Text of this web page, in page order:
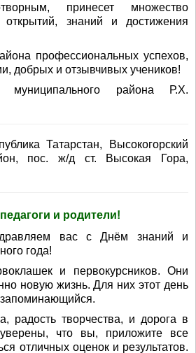
принесет множество
открытий, знаний и достижения
профессиональных успехов,
добрых и отзывчивых учеников!
муниципального района Р.Х.
Татарстан, Высокогорский
пос. ж/д ст. Высокая Гора,
и родители!
вас с Днём знаний и
года!
и первокурсников. Они
новую жизнь. Для них этот день
радость творчества, и дорога в
что вы, приложите все
отличных оценок и результатов.